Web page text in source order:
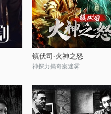
镇伏司·火神之怒
神探力揭奇案迷雾